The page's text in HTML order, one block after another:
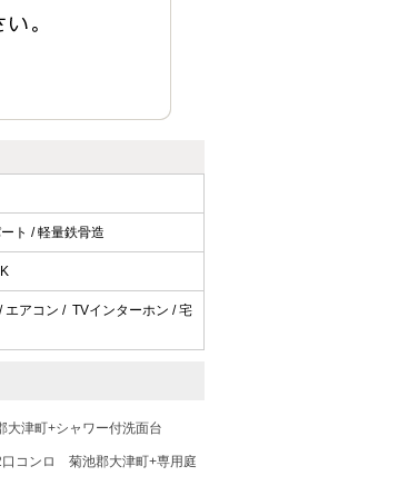
ト / 軽量鉄骨造
エアコン / TVインターホン / 宅
大津町+シャワー付洗面台
コンロ 菊池郡大津町+専用庭